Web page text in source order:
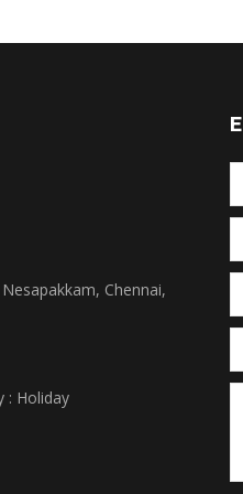
Chennai,
: Holiday